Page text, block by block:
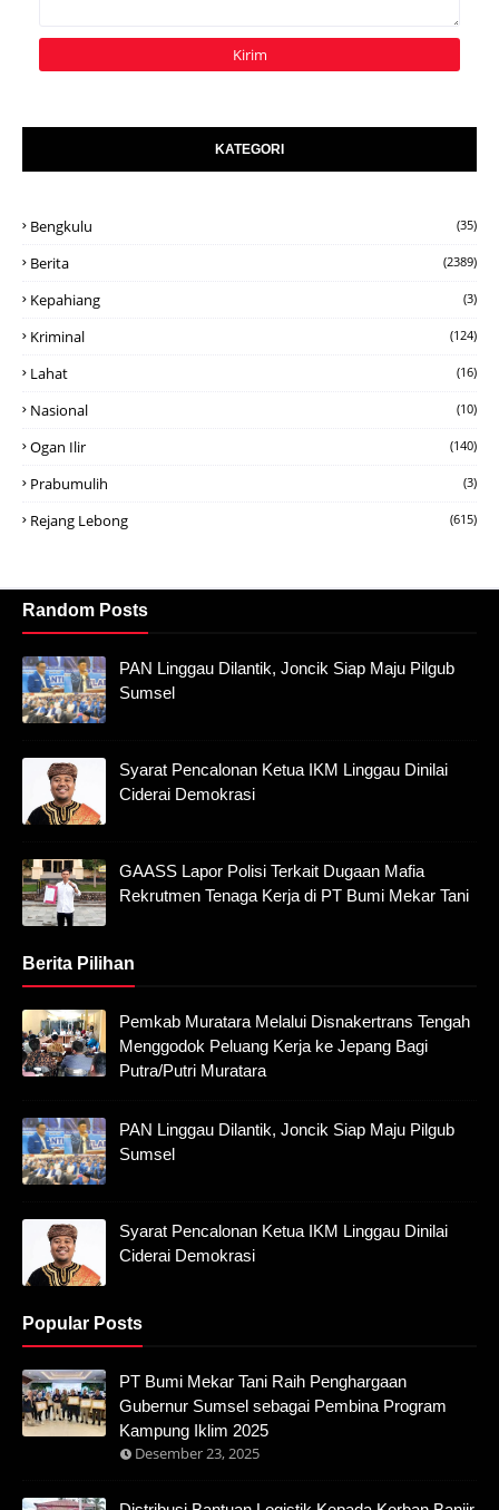
KATEGORI
Bengkulu (35)
Berita (2389)
Kepahiang (3)
Kriminal (124)
Lahat (16)
Nasional (10)
Ogan Ilir (140)
Prabumulih (3)
Rejang Lebong (615)
Random Posts
PAN Linggau Dilantik, Joncik Siap Maju Pilgub
Sumsel
Syarat Pencalonan Ketua IKM Linggau Dinilai
Ciderai Demokrasi
GAASS Lapor Polisi Terkait Dugaan Mafia
Rekrutmen Tenaga Kerja di PT Bumi Mekar Tani
Berita Pilihan
Pemkab Muratara Melalui Disnakertrans Tengah
Menggodok Peluang Kerja ke Jepang Bagi
Putra/Putri Muratara
PAN Linggau Dilantik, Joncik Siap Maju Pilgub
Sumsel
Syarat Pencalonan Ketua IKM Linggau Dinilai
Ciderai Demokrasi
Popular Posts
PT Bumi Mekar Tani Raih Penghargaan
Gubernur Sumsel sebagai Pembina Program
Kampung Iklim 2025
Desember 23, 2025